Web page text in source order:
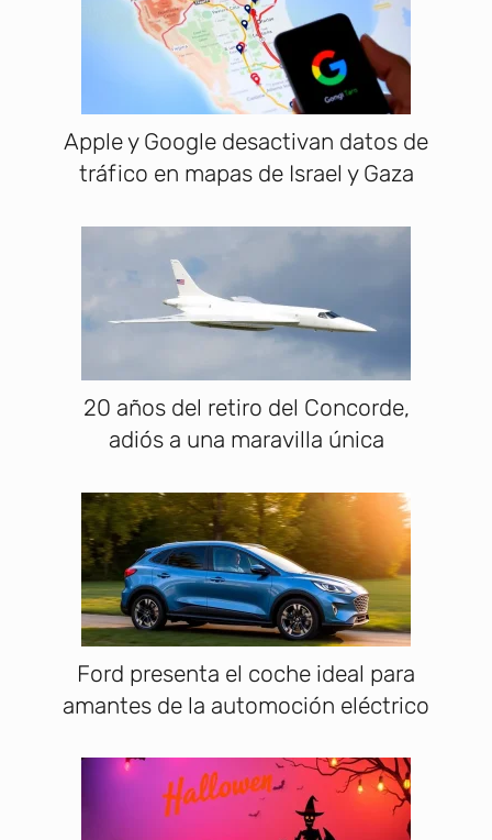
Apple y Google desactivan datos de
tráfico en mapas de Israel y Gaza
20 años del retiro del Concorde,
adiós a una maravilla única
Ford presenta el coche ideal para
amantes de la automoción eléctrico